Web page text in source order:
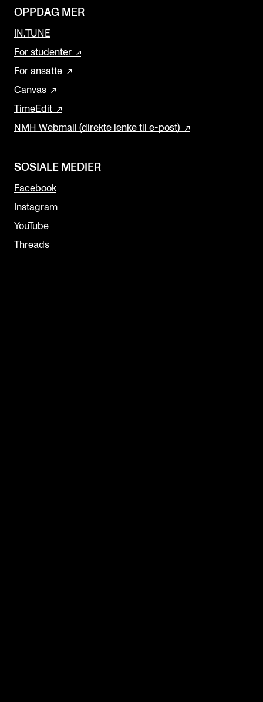
OPPDAG MER
IN.TUNE
For studenter
For ansatte
Canvas
TimeEdit
NMH Webmail (direkte lenke til e-post)
SOSIALE MEDIER
Facebook
Instagram
YouTube
Threads